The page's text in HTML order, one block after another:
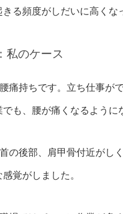
る頻度がしだいに高くな
私のケース
痛持ちです。立ち仕事が
も、腰が痛くなるように
首の後部、肩甲骨付近がし
覚がしました。